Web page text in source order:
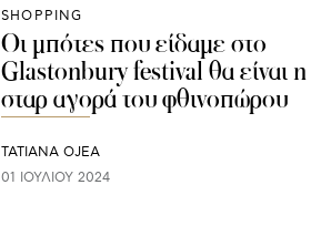
SHOPPING
Οι μπότες που είδαμε στο
Glastonbury festival θα είναι η
σταρ αγορά του φθινοπώρου
TATIANA OJEA
01 ΙΟΥΛΊΟΥ 2024